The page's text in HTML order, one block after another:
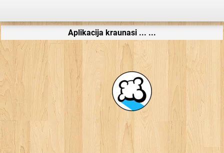
Aplikacija kraunasi ... ...